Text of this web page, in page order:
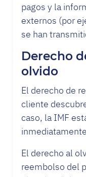
pagos y la
externos (por
se han
Derecho
olvido
El derecho de
cliente
caso, la IMF
El derecho al
reembolso del